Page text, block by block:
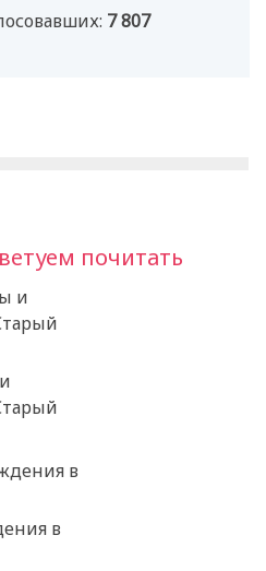
7 807
почитать
в